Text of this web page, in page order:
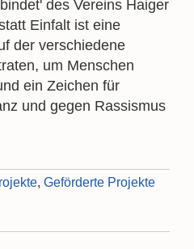
des Vereins Haiger
Einfalt ist eine
der verschiedene
um Menschen
ein Zeichen für
und gegen Rassismus
, Geförderte Projekte